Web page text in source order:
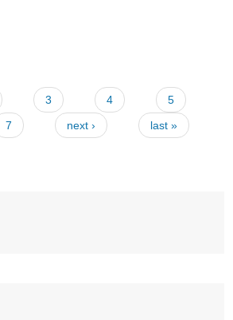
3 4
5
7 next › last »